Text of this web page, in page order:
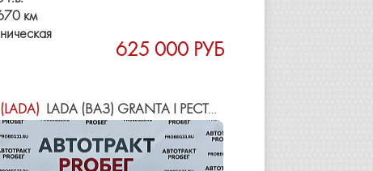
км
625 000 РУБ
LADA (ВАЗ) GRANTA I РЕСТАЙЛИНГ